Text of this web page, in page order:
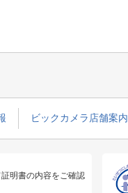
ビックカメラ店舗案内
明書の内容をご確認